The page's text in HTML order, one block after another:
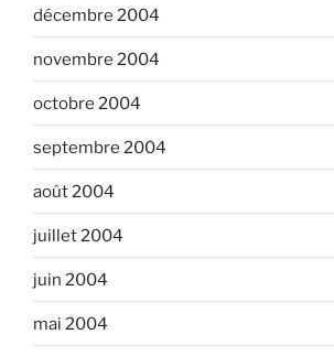
décembre 2004
novembre 2004
octobre 2004
septembre 2004
août 2004
juillet 2004
juin 2004
mai 2004